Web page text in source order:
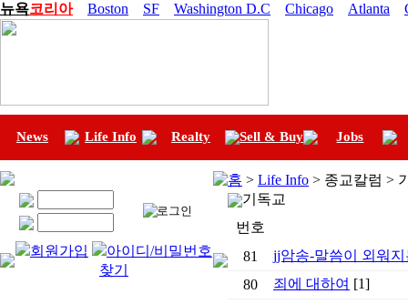
뉴욕코리아 Boston SF Washington D.C Chicago Atlanta
News Life Info Realty Sell & Buy Jobs
회원가입
아이디/비밀번호
찾기
홈 > Life Info > 종교칼럼 >
기독교
번호
81
jj암송-말씀이 외워
80
죄에 대하여 [1]